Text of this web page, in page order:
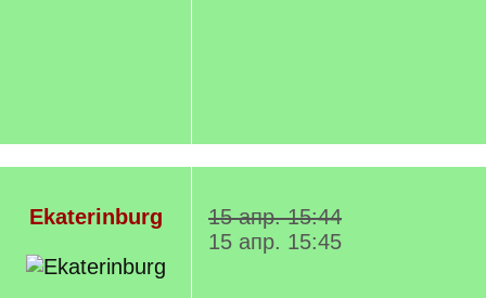
Ekaterinburg
15 апр. 15:44
15 апр. 15:45